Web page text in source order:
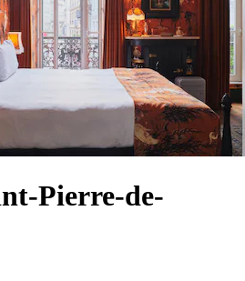
Pierre-de-